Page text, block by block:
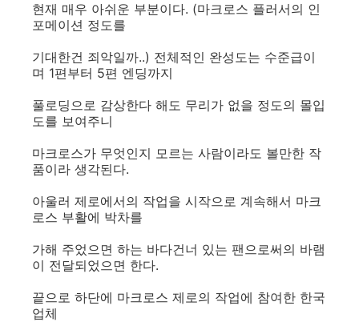
현재 매우 아쉬운 부분이다. (마크로스 플러서의 인
포메이션 정도를
기대한건 죄악일까..) 전체적인 완성도는 수준급이
며 1편부터 5편 엔딩까지
풀로딩으로 감상한다 해도 무리가 없을 정도의 몰입
도를 보여주니
마크로스가 무엇인지 모르는 사람이라도 볼만한 작
품이라 생각된다.
아울러 제로에서의 작업을 시작으로 계속해서 마크
로스 부활에 박차를
가해 주었으면 하는 바다건너 있는 팬으로써의 바램
이 전달되었으면 한다.
끝으로 하단에 마크로스 제로의 작업에 참여한 한국
업체